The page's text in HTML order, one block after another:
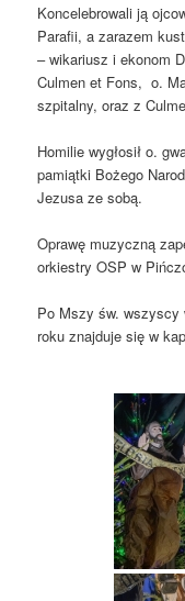
Koncelebrowali ją
Parafii, a zarazem
– wikariusz i ekonom
Culmen et Fons, o.
szpitalny, oraz z
Homilie wygłosił o.
pamiątki Bożego
Jezusa ze sobą.
Oprawę muzyczną
orkiestry OSP w
Po Mszy św. wszyscy
roku znajduje się w